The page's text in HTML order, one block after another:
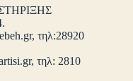
, τηλ:28920
, τηλ: 2810